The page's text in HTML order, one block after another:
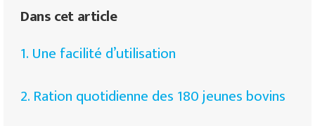
Dans cet article
1. Une facilité d’utilisation
2. Ration quotidienne des 180 jeunes bovins